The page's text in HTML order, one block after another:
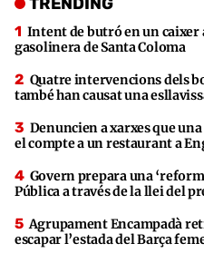
Intent de butró en un caixer
gasolinera de Santa Coloma
Quatre intervencions dels
també han causat una
Denuncien a xarxes que
el compte a un restaurant a
Govern prepara una
Pública a través de la llei del
Agrupament Encampadà
escapar l’estada del Barça